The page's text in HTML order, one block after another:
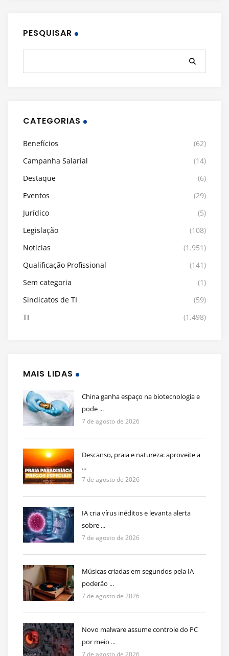
PESQUISAR
CATEGORIAS
Benefícios
(62)
Campanha Salarial
(14)
Destaque
(6)
Eventos
(29)
Jurídico
(5)
Legislação
(108)
Notícias
(1.951)
Qualificação Profissional
(141)
Sem categoria
(1)
Sindicatos de TI
(59)
TI
(1.498)
MAIS LIDAS
China ganha espaço na biotecnologia e
pode ...
7 de agosto de 2026
Descanso, praia e natureza: aproveite a
...
7 de agosto de 2026
IA cria vírus inéditos e levanta alerta
sobre ...
7 de agosto de 2026
Músicas criadas em segundos pela IA
poderão ...
7 de agosto de 2026
Novo malware assume controle do PC
por meio ...